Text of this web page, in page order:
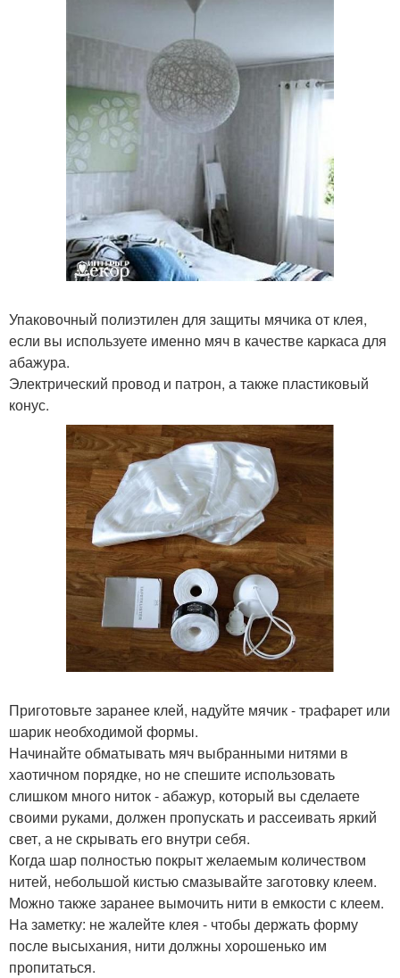
Упаковочный полиэтилен для защиты мячика от клея,
если вы используете именно мяч в качестве каркаса для
абажура.
Электрический провод и патрон, а также пластиковый
конус.
Приготовьте заранее клей, надуйте мячик - трафарет или
шарик необходимой формы.
Начинайте обматывать мяч выбранными нитями в
хаотичном порядке, но не спешите использовать
слишком много ниток - абажур, который вы сделаете
своими руками, должен пропускать и рассеивать яркий
свет, а не скрывать его внутри себя.
Когда шар полностью покрыт желаемым количеством
нитей, небольшой кистью смазывайте заготовку клеем.
Можно также заранее вымочить нити в емкости с клеем.
На заметку: не жалейте клея - чтобы держать форму
после высыхания, нити должны хорошенько им
пропитаться.